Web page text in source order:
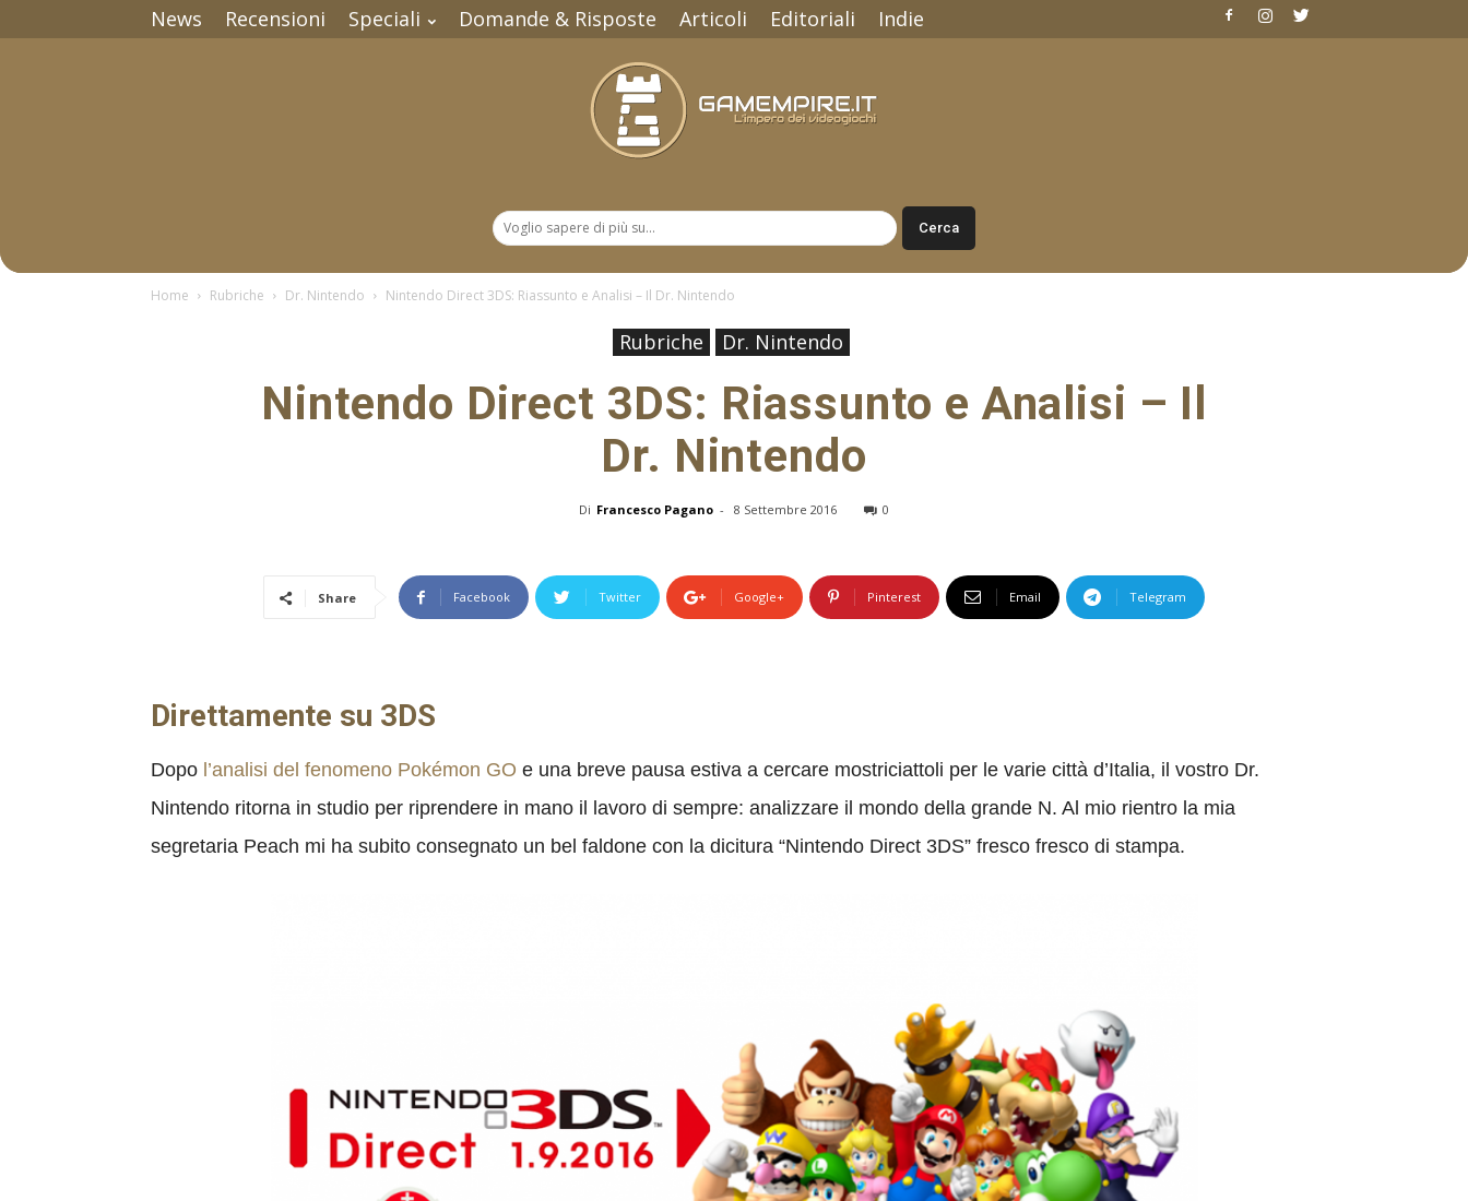
News Recensioni Speciali Domande & Risposte Articoli Editoriali Indie
Home Rubriche Dr. Nintendo Nintendo Direct 3DS: Riassunto e Analisi – Il Dr. Nintendo
Rubriche Dr. Nintendo
Nintendo Direct 3DS: Riassunto e Analisi – Il
Dr. Nintendo
Di Francesco Pagano - 8 Settembre 2016 0
Share Facebook Twitter Google+ Pinterest Email Telegram
Direttamente su 3DS
Dopo l’analisi del fenomeno Pokémon GO e una breve pausa estiva a cercare mostriciattoli per le varie città d’Italia, il vostro Dr.
Nintendo ritorna in studio per riprendere in mano il lavoro di sempre: analizzare il mondo della grande N. Al mio rientro la mia
segretaria Peach mi ha subito consegnato un bel faldone con la dicitura “Nintendo Direct 3DS” fresco fresco di stampa.